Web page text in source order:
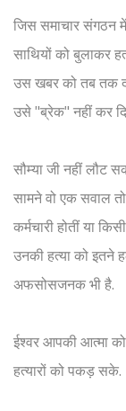
जिस समाचार संगठन
साथियों को बुलाकर
उस खबर को तब तक
उसे "ब्रेक" नहीं कर
सौम्या जी नहीं
सामने वो एक सवाल
कर्मचारी होतीं या
उनकी हत्या को इतने
अफसोसजनक भी है.
ईश्वर आपकी आत्मा
हत्यारों को पकड़ सके.